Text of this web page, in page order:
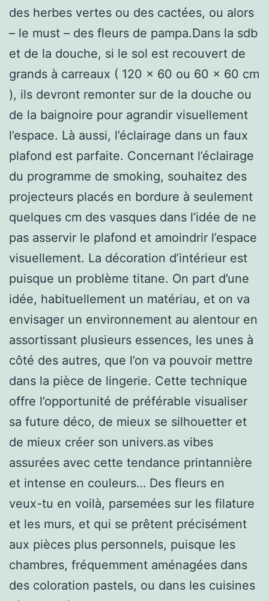
des herbes vertes ou des cactées, ou alors
– le must – des fleurs de pampa.Dans la sdb
et de la douche, si le sol est recouvert de
grands à carreaux ( 120 x 60 ou 60 x 60 cm
), ils devront remonter sur de la douche ou
de la baignoire pour agrandir visuellement
l’espace. Là aussi, l’éclairage dans un faux
plafond est parfaite. Concernant l’éclairage
du programme de smoking, souhaitez des
projecteurs placés en bordure à seulement
quelques cm des vasques dans l’idée de ne
pas asservir le plafond et amoindrir l’espace
visuellement. La décoration d’intérieur est
puisque un problème titane. On part d’une
idée, habituellement un matériau, et on va
envisager un environnement au alentour en
assortissant plusieurs essences, les unes à
côté des autres, que l’on va pouvoir mettre
dans la pièce de lingerie. Cette technique
offre l’opportunité de préférable visualiser
sa future déco, de mieux se silhouetter et
de mieux créer son univers.as vibes
assurées avec cette tendance printannière
et intense en couleurs… Des fleurs en
veux-tu en voilà, parsemées sur les filature
et les murs, et qui se prêtent précisément
aux pièces plus personnels, puisque les
chambres, fréquemment aménagées dans
des coloration pastels, ou dans les cuisines